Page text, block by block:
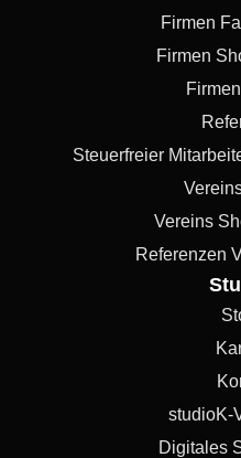
Firmen
Firmen
Steuerfreier
Vereins
Referenzen
studioK-
Digitales